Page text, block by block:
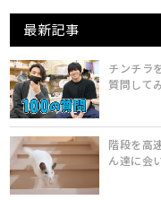
最新記事
チンチラ
質問して
階段を高
ん達に会